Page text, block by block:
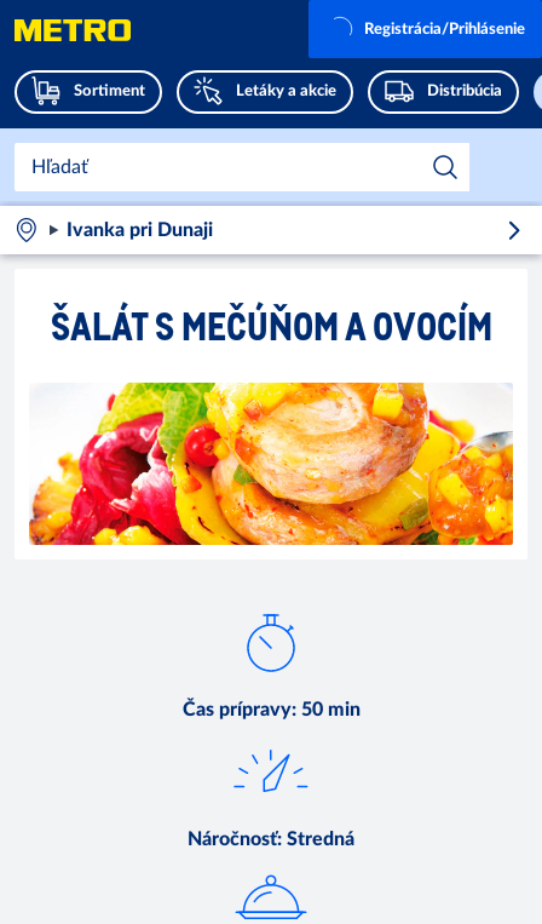
Sortiment Letáky a akcie Distribúcia
Registrácia/Prihlásenie
Ivanka pri Dunaji
ŠALÁT S MEČÚŇOM A OVOCÍM
Čas prípravy: 50 min
Náročnosť: Stredná